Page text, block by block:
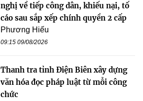
nghị về tiếp công dân, khiếu nại, tố
cáo sau sắp xếp chính quyền 2 cấp
Phương Hiếu
09:15 09/08/2026
Thanh tra tỉnh Điện Biên xây dựng
văn hóa đọc pháp luật từ mỗi công
chức